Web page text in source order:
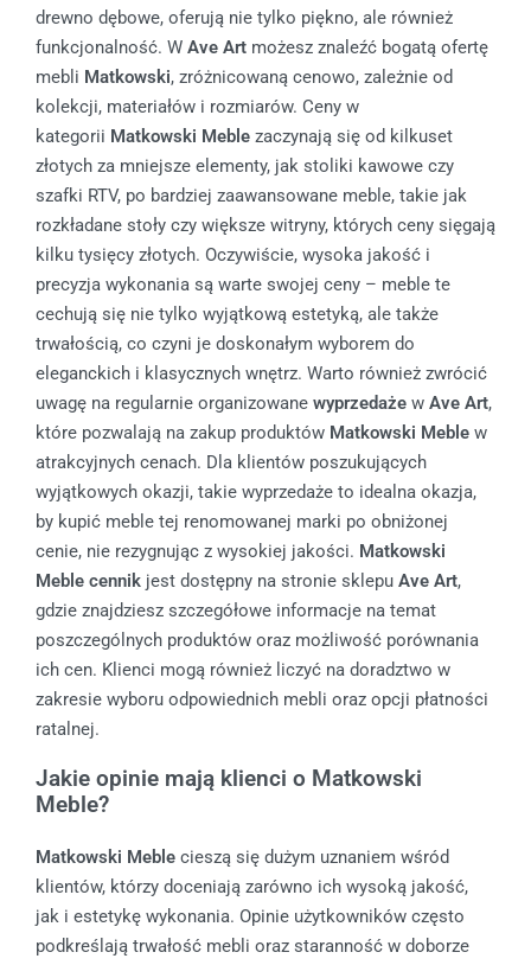
drewno dębowe, oferują nie tylko piękno, ale również
funkcjonalność. W Ave Art możesz znaleźć bogatą ofertę
mebli Matkowski, zróżnicowaną cenowo, zależnie od
kolekcji, materiałów i rozmiarów. Ceny w
kategorii Matkowski Meble zaczynają się od kilkuset
złotych za mniejsze elementy, jak stoliki kawowe czy
szafki RTV, po bardziej zaawansowane meble, takie jak
rozkładane stoły czy większe witryny, których ceny sięgają
kilku tysięcy złotych. Oczywiście, wysoka jakość i
precyzja wykonania są warte swojej ceny – meble te
cechują się nie tylko wyjątkową estetyką, ale także
trwałością, co czyni je doskonałym wyborem do
eleganckich i klasycznych wnętrz. Warto również zwrócić
uwagę na regularnie organizowane wyprzedaże w Ave Art,
które pozwalają na zakup produktów Matkowski Meble w
atrakcyjnych cenach. Dla klientów poszukujących
wyjątkowych okazji, takie wyprzedaże to idealna okazja,
by kupić meble tej renomowanej marki po obniżonej
cenie, nie rezygnując z wysokiej jakości. Matkowski
Meble cennik jest dostępny na stronie sklepu Ave Art,
gdzie znajdziesz szczegółowe informacje na temat
poszczególnych produktów oraz możliwość porównania
ich cen. Klienci mogą również liczyć na doradztwo w
zakresie wyboru odpowiednich mebli oraz opcji płatności
ratalnej.
Jakie opinie mają klienci o Matkowski
Meble?
Matkowski Meble cieszą się dużym uznaniem wśród
klientów, którzy doceniają zarówno ich wysoką jakość,
jak i estetykę wykonania. Opinie użytkowników często
podkreślają trwałość mebli oraz staranność w doborze